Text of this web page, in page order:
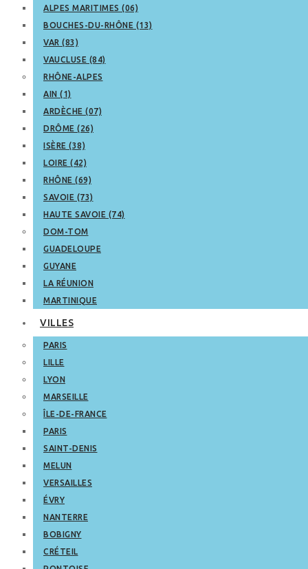
ALPES MARITIMES (06)
BOUCHES-DU-RHÔNE (13)
VAR (83)
VAUCLUSE (84)
RHÔNE-ALPES
AIN (1)
ARDÈCHE (07)
DRÔME (26)
ISÈRE (38)
LOIRE (42)
RHÔNE (69)
SAVOIE (73)
HAUTE SAVOIE (74)
DOM-TOM
GUADELOUPE
GUYANE
LA RÉUNION
MARTINIQUE
VILLES
PARIS
LILLE
LYON
MARSEILLE
ÎLE-DE-FRANCE
PARIS
SAINT-DENIS
MELUN
VERSAILLES
ÉVRY
NANTERRE
BOBIGNY
CRÉTEIL